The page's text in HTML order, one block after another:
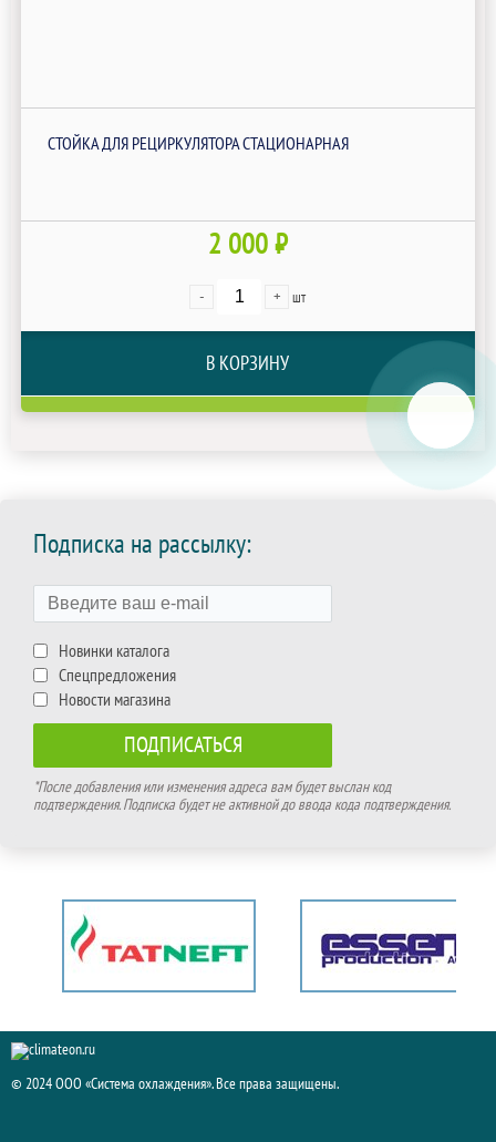
СТОЙКА ДЛЯ РЕЦИРКУЛЯТОРА СТАЦИОНАРНАЯ
2 000 ₽
- + шт
В КОРЗИНУ
Подписка на рассылку:
Новинки каталога
Спецпредложения
Новости магазина
*После добавления или изменения адреса вам будет выслан код
подтверждения. Подписка будет не активной до ввода кода подтверждения.
© 2024 ООО «Система охлаждения». Все права защищены.